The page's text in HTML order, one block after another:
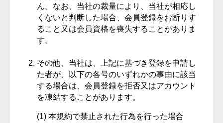
ん。なお、当社の裁量により、当社が相応し
くないと判断した場合、会員登録をお断りす
ること又は会員資格を喪失することがありま
す。
その他、当社は、上記に基づき登録を申請し
た者が、以下の各号のいずれかの事由に該当
する場合は、会員登録を拒否又はアカウント
を凍結することがあります。
本規約で禁止された行為を行った場合